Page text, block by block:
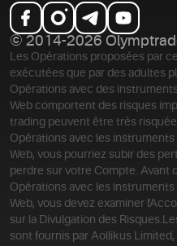
© 2014-2026
Les Opérations proposées par
exécutées que par des adultes
Opérations avec des
Web comportent des risques
trading peuvent être très
Opérations avec les
Web, vous pourriez subir des
perdre sur votre Compte. Avant
Opérations avec les
Web, vous devez examiner
sur la Divulgation des Risques.
sont fournis par Aollikus